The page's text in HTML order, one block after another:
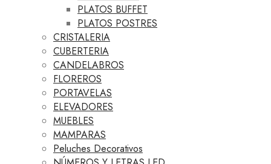
PLATOS BUFFET
PLATOS POSTRES
CRISTALERIA
CUBERTERIA
CANDELABROS
FLOREROS
PORTAVELAS
ELEVADORES
MUEBLES
MAMPARAS
Peluches Decorativos